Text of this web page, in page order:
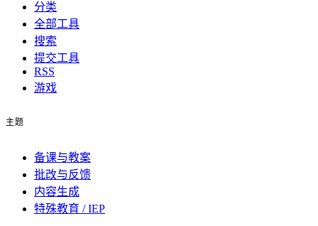
分类
全部工具
搜索
提交工具
RSS
游戏
主题
备课与教案
批改与反馈
内容生成
特殊教育 / IEP